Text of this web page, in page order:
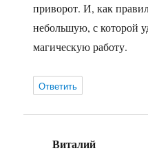
приворот. И, как
небольшую, с которой
магическую работу.
Ответить
Виталий